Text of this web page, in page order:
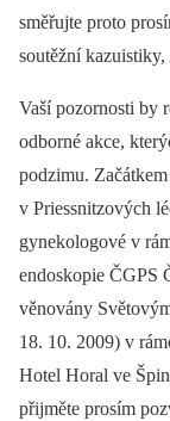
směřujte proto
soutěžní
Vaší pozornosti by
odborné akce,
podzimu.
v Priessnitzových
gynekologové v
endoskopie ČGPS
věnovány
18. 10. 2009) v
Hotel Horal ve
přijměte prosím